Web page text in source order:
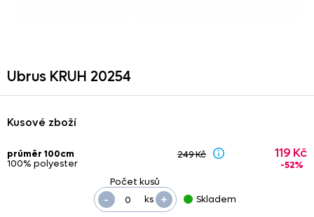
Ubrus KRUH 20254
Kusové zboží
průměr 100cm
100% polyester
ks +
-
249 Kč 119 Kč
-52%
Skladem